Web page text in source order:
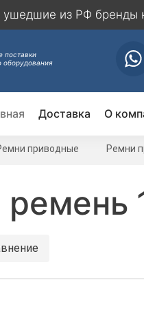
из РФ бренды
поставки
оборудования
Доставка О
приводные Ремни